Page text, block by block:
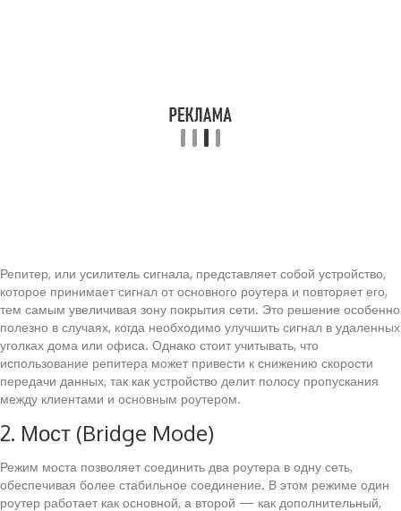
Репитер, или усилитель сигнала, представляет собой устройство,
которое принимает сигнал от основного роутера и повторяет его,
тем самым увеличивая зону покрытия сети. Это решение особенно
полезно в случаях, когда необходимо улучшить сигнал в удаленных
уголках дома или офиса. Однако стоит учитывать, что
использование репитера может привести к снижению скорости
передачи данных, так как устройство делит полосу пропускания
между клиентами и основным роутером.
2. Мост (Bridge Mode)
Режим моста позволяет соединить два роутера в одну сеть,
обеспечивая более стабильное соединение. В этом режиме один
роутер работает как основной, а второй — как дополнительный,